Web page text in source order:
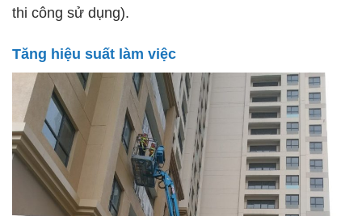
thi công sử dụng).
Tăng hiệu suất làm việc